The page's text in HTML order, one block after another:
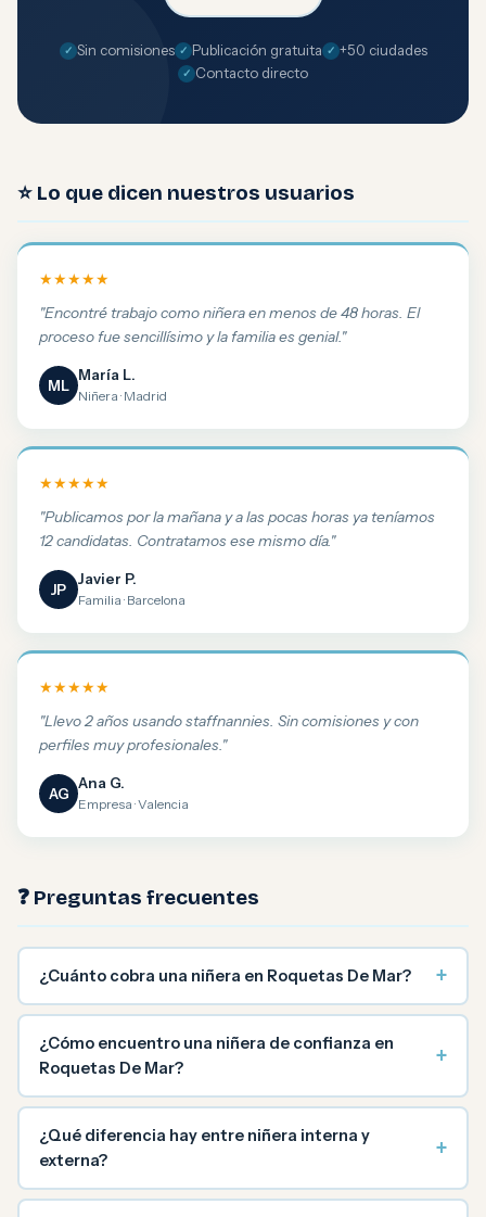
Sin comisiones Publicación gratuita
+50 ciudades
Contacto directo
⭐ Lo que dicen nuestros usuarios
★★★★★
"Encontré trabajo como niñera en menos de 48 horas. El
proceso fue sencillísimo y la familia es genial."
ML
María L.
Niñera · Madrid
★★★★★
"Publicamos por la mañana y a las pocas horas ya teníamos
12 candidatas. Contratamos ese mismo día."
JP
Javier P.
Familia · Barcelona
★★★★★
"Llevo 2 años usando staffnannies. Sin comisiones y con
perfiles muy profesionales."
AG
Ana G.
Empresa · Valencia
❓ Preguntas frecuentes
¿Cuánto cobra una niñera en Roquetas De Mar? +
¿Cómo encuentro una niñera de confianza en
Roquetas De Mar?
+
¿Qué diferencia hay entre niñera interna y
externa?
+